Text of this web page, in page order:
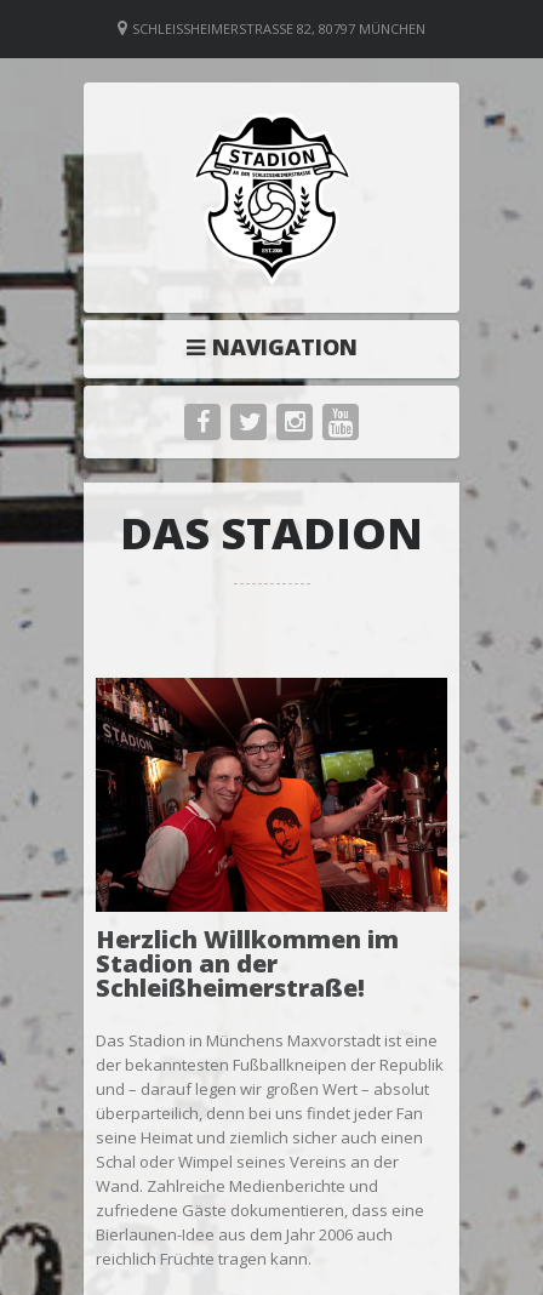
SCHLEISSHEIMERSTRASSE 82, 80797 MÜNCHEN
NAVIGATION
DAS STADION
Herzlich Willkommen im
Stadion an der
Schleißheimerstraße!
Das Stadion in Münchens Maxvorstadt ist eine
der bekanntesten Fußballkneipen der Republik
und – darauf legen wir großen Wert – absolut
überparteilich, denn bei uns findet jeder Fan
seine Heimat und ziemlich sicher auch einen
Schal oder Wimpel seines Vereins an der
Wand. Zahlreiche Medienberichte und
zufriedene Gäste dokumentieren, dass eine
Bierlaunen-Idee aus dem Jahr 2006 auch
reichlich Früchte tragen kann.